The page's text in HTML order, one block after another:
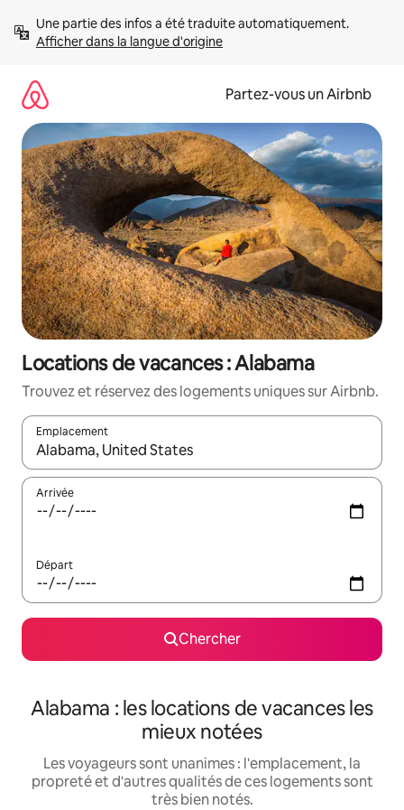
directement
Afficher dans la langue d'origine
Partez-vous un Airbnb
Locations de vacances : Alabama
Trouvez et réservez des logements uniques sur Airbnb.
Emplacement
Quand les résultats sont affichés, parcourez-les en utilisant
Arrivée
Départ
Chercher
Alabama : les locations de vacances les
mieux notées
Les voyageurs sont unanimes : l'emplacement, la
propreté et d'autres qualités de ces logements sont
très bien notés.